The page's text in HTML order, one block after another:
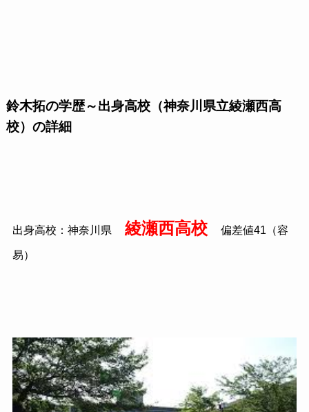
鈴木拓の学歴～出身高校（神奈川県立綾瀬西高
校）の詳細
出身高校：神奈川県 綾瀬西高校 偏差値41（容
易）